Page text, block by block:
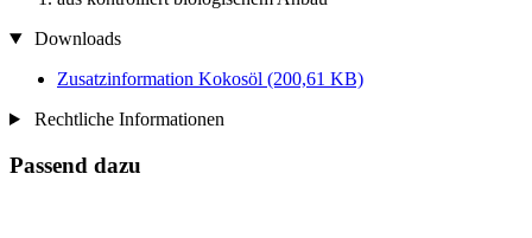
Downloads
Zusatzinformation Kokosöl (200,61 KB)
Rechtliche Informationen
Passend dazu